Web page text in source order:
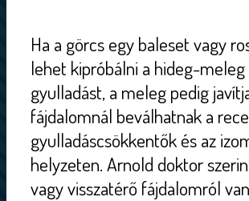
Ha a görcs egy baleset vagy
lehet kipróbálni a hideg-
gyulladást, a meleg pedig
fájdalomnál beválhatnak a
gyulladáscsökkentők és az
helyzeten. Arnold doktor
vagy visszatérő fájdalomról